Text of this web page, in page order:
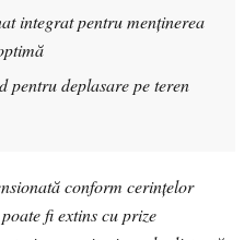
integrat pentru menținerea
pentru deplasare pe teren
conform cerințelor
fi extins cu prize